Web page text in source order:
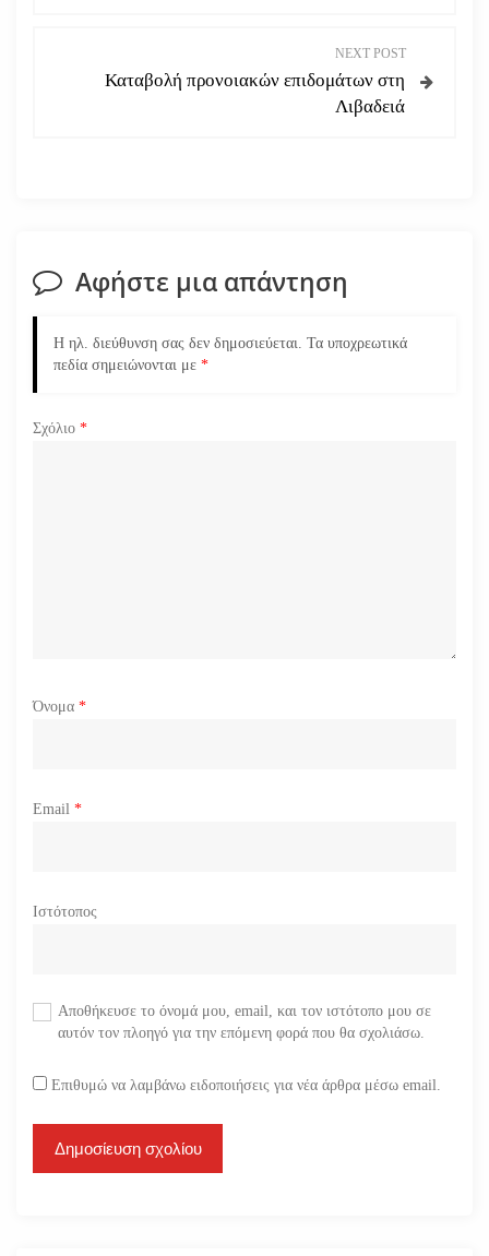
η
ά
θ
NEXT POST
Καταβολή προνοιακών επιδομάτων στη
Λιβαδειά
Αφήστε μια απάντηση
Η ηλ. διεύθυνση σας δεν δημοσιεύεται. Τα υποχρεωτικά
πεδία σημειώνονται με *
Σχόλιο *
Όνομα *
Email *
Ιστότοπος
Αποθήκευσε το όνομά μου, email, και τον ιστότοπο μου σε
αυτόν τον πλοηγό για την επόμενη φορά που θα σχολιάσω.
Επιθυμώ να λαμβάνω ειδοποιήσεις για νέα άρθρα μέσω email.